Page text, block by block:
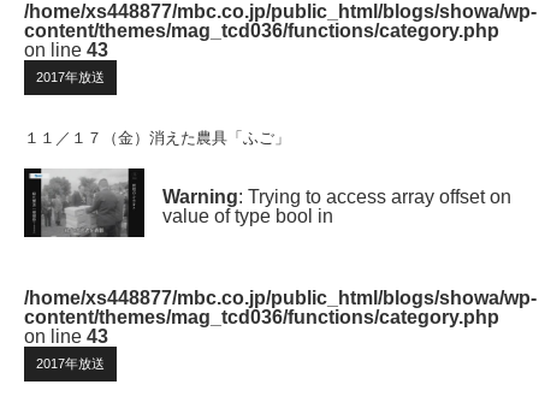
/home/xs448877/mbc.co.jp/public_html/blogs/showa/wp-
content/themes/mag_tcd036/functions/category.php
on line 43
2017年放送
１１／１７（金）消えた農具「ふご」
Warning: Trying to access array offset on
value of type bool in
/home/xs448877/mbc.co.jp/public_html/blogs/showa/wp-
content/themes/mag_tcd036/functions/category.php
on line 43
2017年放送